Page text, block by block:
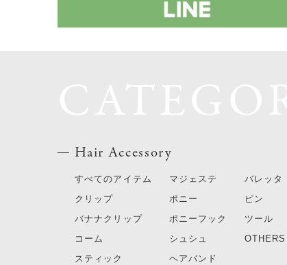
Hair Accessory
すべてのアイテム
クリップ
バナナクリップ
コーム
スティック
マジェステ
ポニー
ポニーフック
シュシュ
ヘアバンド
バレッタ
ピン
ツール
OTHERS